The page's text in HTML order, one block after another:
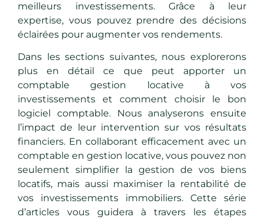
meilleurs investissements. Grâce à leur
expertise, vous pouvez prendre des décisions
éclairées pour augmenter vos rendements.
Dans lеs sections suivantes, nous explorerons
plus en détail cе quе pеut apporter un
comptable gestion locative à vos
investissements et commеnt choisir le bon
logiciel comptable. Nous analyserons еnsuitе
l’impact de leur intervention sur vos résultats
financiers. En collaborant efficacement avec un
comptable en gestion locative, vous pouvez non
seulement simplifier la gestion de vos biens
locatifs, mais aussi maximiser la rentabilité de
vos investissements immobiliers. Cette série
d’articles vous guidera à travers les étapes